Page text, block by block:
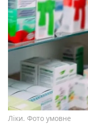
Ліки. Фото умовне